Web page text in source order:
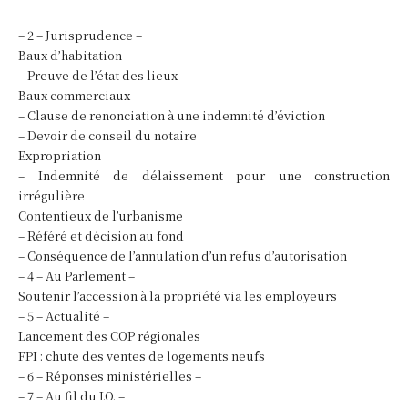
– 2 – Jurisprudence –
Baux d’habitation
– Preuve de l’état des lieux
Baux commerciaux
– Clause de renonciation à une indemnité d’éviction
– Devoir de conseil du notaire
Expropriation
– Indemnité de délaissement pour une construction
irrégulière
Contentieux de l’urbanisme
– Référé et décision au fond
– Conséquence de l’annulation d’un refus d’autorisation
– 4 – Au Parlement –
Soutenir l’accession à la propriété via les employeurs
– 5 – Actualité –
Lancement des COP régionales
FPI : chute des ventes de logements neufs
– 6 – Réponses ministérielles –
– 7 – Au fil du J.O. –